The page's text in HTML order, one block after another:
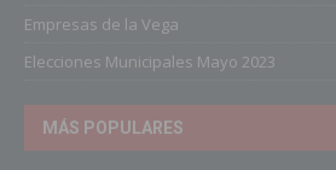
Empresas de la Vega
Elecciones Municipales Mayo 2023
MÁS POPULARES